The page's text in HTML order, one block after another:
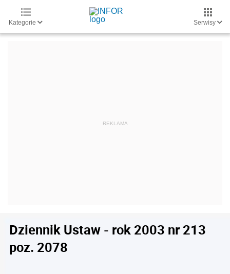
Kategorie Serwisy
Dziennik Ustaw - rok 2003 nr 213
poz. 2078